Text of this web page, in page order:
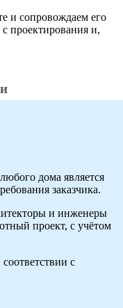
и сопровождаем его
с проектирования и,
дома является
заказчика.
и инженеры
проект, с учётом
с